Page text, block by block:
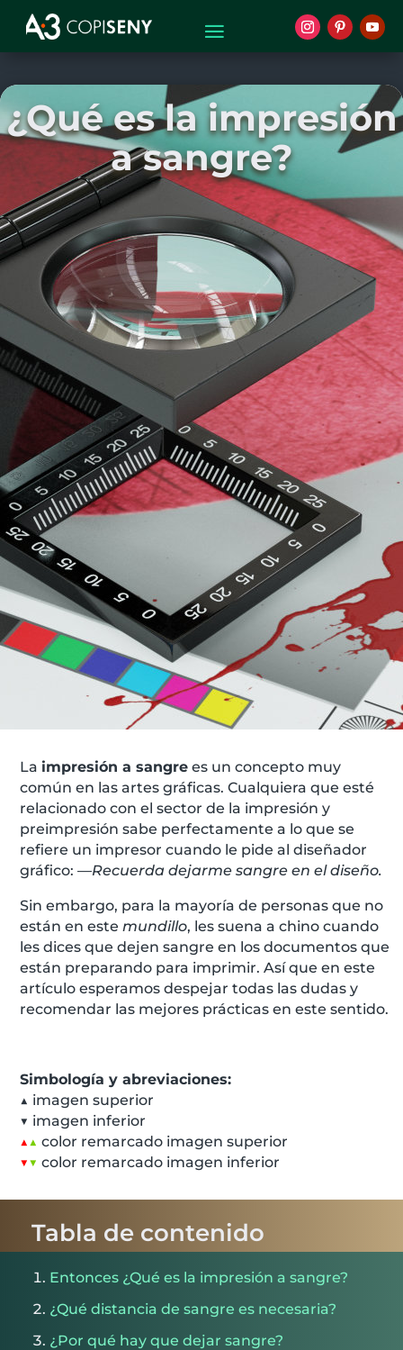
¿Qué es la impresión
a sangre?
La impresión a sangre es un concepto muy
común en las artes gráficas. Cualquiera que esté
relacionado con el sector de la impresión y
preimpresión sabe perfectamente a lo que se
refiere un impresor cuando le pide al diseñador
gráfico: —Recuerda dejarme sangre en el diseño.
Sin embargo, para la mayoría de personas que no
están en este mundillo, les suena a chino cuando
les dices que dejen sangre en los documentos que
están preparando para imprimir. Así que en este
artículo esperamos despejar todas las dudas y
recomendar las mejores prácticas en este sentido.
Simbología y abreviaciones:
▲ imagen superior
▼ imagen inferior
▲▲ color remarcado imagen superior
▼▼ color remarcado imagen inferior
Tabla de contenido
Entonces ¿Qué es la impresión a sangre?
¿Qué distancia de sangre es necesaria?
¿Por qué hay que dejar sangre?